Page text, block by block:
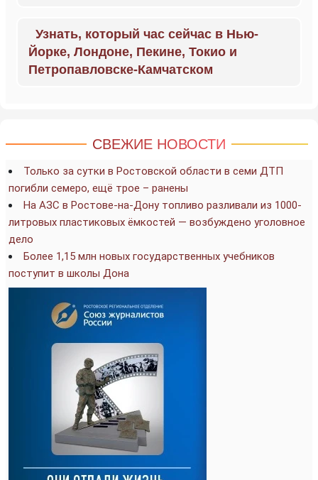
Узнать, который час сейчас в Нью-
Йорке, Лондоне, Пекине, Токио и
Петропавловске-Камчатском
СВЕЖИЕ НОВОСТИ
Только за сутки в Ростовской области в семи ДТП
погибли семеро, ещё трое – ранены
На АЗС в Ростове-на-Дону топливо разливали из 1000-
литровых пластиковых ёмкостей — возбуждено уголовное
дело
Более 1,15 млн новых государственных учебников
поступит в школы Дона